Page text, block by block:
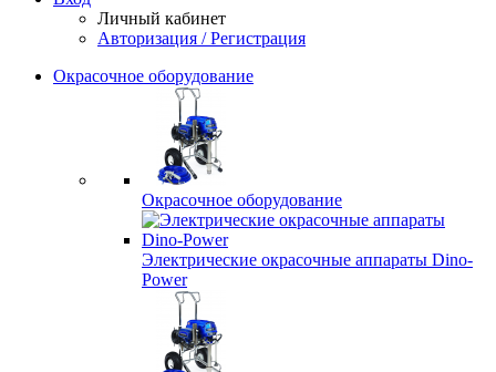
Личный кабинет
Авторизация / Регистрация
Окрасочное оборудование
Окрасочное оборудование
Электрические окрасочные аппараты Dino-
Power